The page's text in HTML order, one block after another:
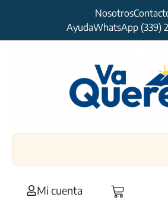
Nosotros
AyudaWhatsApp (339)
Mi cuenta